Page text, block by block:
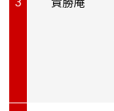
3 貴勝庵